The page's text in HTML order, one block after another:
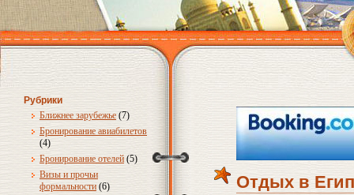
Рубрики
Ближнее зарубежье (7)
Бронирование авиабилетов
(4)
Бронирование отелей (5)
Визы и прочьи
формальности (6)
Отдых в